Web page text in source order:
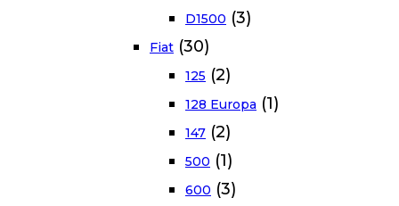
D1500 (3)
Fiat (30)
125 (2)
128 Europa (1)
147 (2)
500 (1)
600 (3)